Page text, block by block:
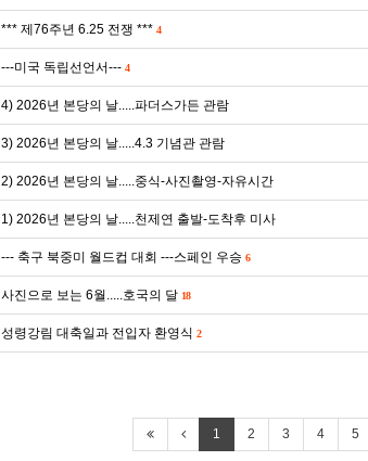
*** 제76주년 6.25 전쟁 *** 4
---미국 독립선언서--- 4
4) 2026년 본당의 날.....파더스가든 관람
3) 2026년 본당의 날.....4.3 기념관 관람
2) 2026년 본당의 날.....중식-사진촬영-자유시간
1) 2026년 본당의 날.....천제연 출발-도착후 미사
--- 축구 북중미 월드컵 대회 ---스페인 우승 6
사진으로 보는 6월.....호국의 달 18
성령강림 대축일과 전입자 환영식 2
1 2 3 4 5